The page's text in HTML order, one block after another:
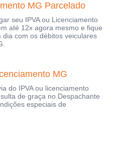
MG Parcelado
seu IPVA ou Licenciamento
até 12x agora mesmo e fique
com os débitos veiculares
MG
do IPVA ou licenciamento
de graça no Despachante
especiais de